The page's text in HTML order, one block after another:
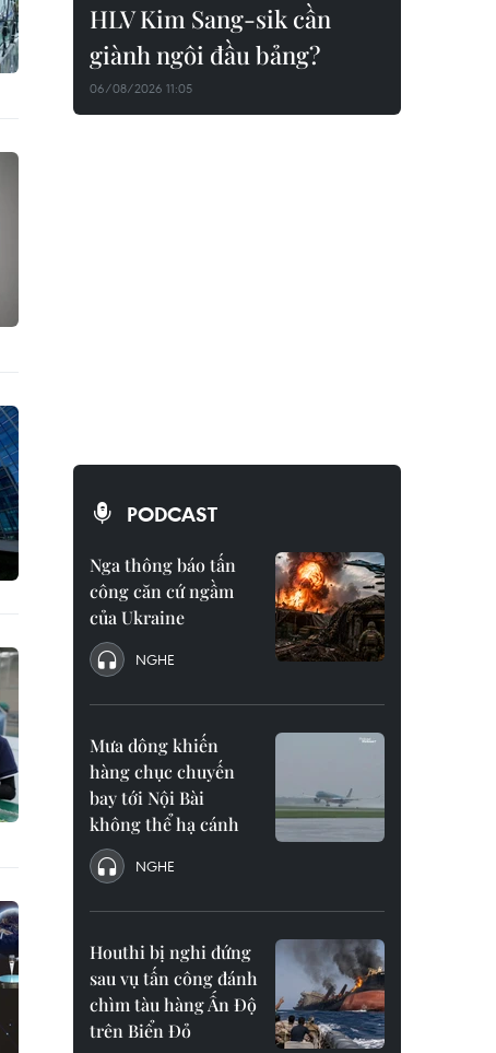
HLV Kim Sang-sik cần
giành ngôi đầu bảng?
06/08/2026 11:05
PODCAST
Nga thông báo tấn
công căn cứ ngầm
của Ukraine
NGHE
Mưa dông khiến
hàng chục chuyến
bay tới Nội Bài
không thể hạ cánh
NGHE
Houthi bị nghi đứng
sau vụ tấn công đánh
chìm tàu hàng Ấn Độ
trên Biển Đỏ